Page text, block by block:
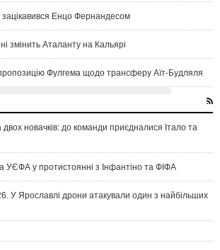
зацікавився Енцо Фернандесом
змінить Аталанту на Кальярі
Фулгема щодо трансферу Аїт-Будляля
новачків: до команди приєдналися Італо та
УЄФА у протистоянні з Інфантіно та ФІФА
У Ярославлі дрони атакували один з найбільших